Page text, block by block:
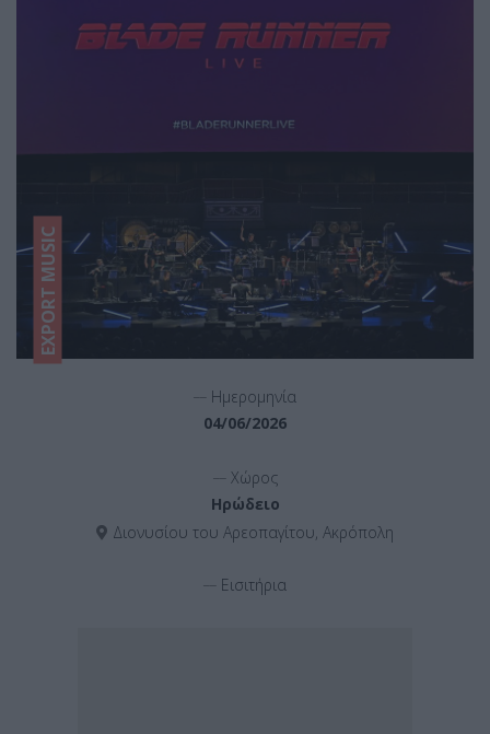
EXPORT MUSIC
Ημερομηνία
04/06/2026
Χώρος
Ηρώδειο
Διονυσίου του Αρεοπαγίτου, Ακρόπολη
Εισιτήρια